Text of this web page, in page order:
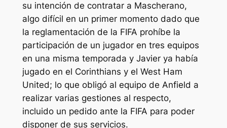
su intención de contratar a Mascherano,
algo difícil en un primer momento dado que
la reglamentación de la FIFA prohíbe la
participación de un jugador en tres equipos
en una misma temporada y Javier ya había
jugado en el Corinthians y el West Ham
United; lo que obligó al equipo de Anfield a
realizar varias gestiones al respecto,
incluido un pedido ante la FIFA para poder
disponer de sus servicios.